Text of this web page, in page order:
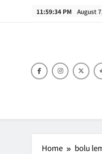
11:59:34 PM August
Home bolu